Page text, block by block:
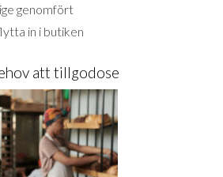
genomfört
in i butiken
att tillgodose